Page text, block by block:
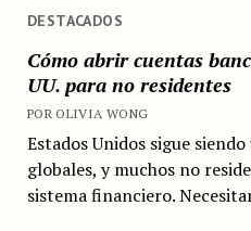
DESTACADOS
Cómo abrir cuentas
UU. para no residentes
POR OLIVIA WONG
Estados Unidos sigue
globales, y muchos no
sistema financiero.